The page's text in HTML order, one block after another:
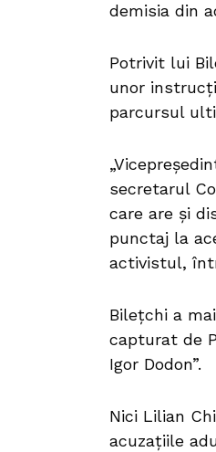
demisia din
Potrivit lui
unor
parcursul
secretarul
care are și
punctaj la
activistul,
Bilețchi a
capturat de
Igor Dodon”.
Nici Lilian
acuzațiile